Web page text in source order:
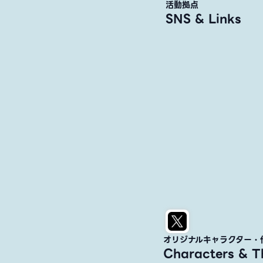
活動拠点
SNS & Links
オリジナルキャラクター・
Characters &